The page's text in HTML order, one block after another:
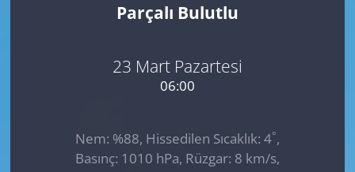
Parçalı Bulutlu
23 Mart Pazartesi
06:00
Nem: %88, Hissedilen Sıcaklık: 4°,
Basınç: 1010 hPa, Rüzgar: 8 km/s,
SAĞLIK